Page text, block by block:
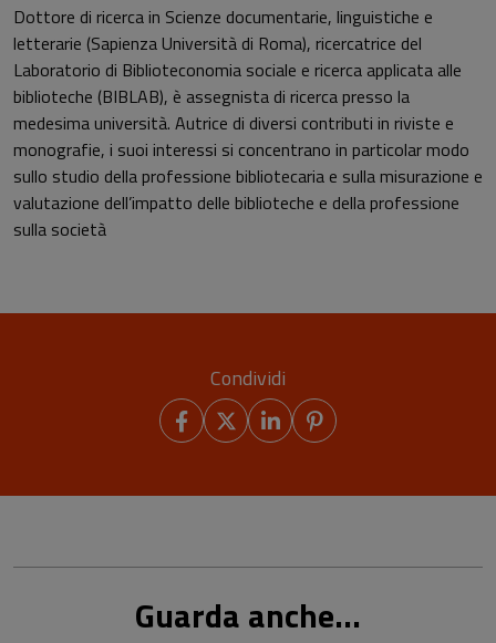
Dottore di ricerca in Scienze documentarie, linguistiche e
letterarie (Sapienza Università di Roma), ricercatrice del
Laboratorio di Biblioteconomia sociale e ricerca applicata alle
biblioteche (BIBLAB), è assegnista di ricerca presso la
medesima università. Autrice di diversi contributi in riviste e
monografie, i suoi interessi si concentrano in particolar modo
sullo studio della professione bibliotecaria e sulla misurazione e
valutazione dell’impatto delle biblioteche e della professione
sulla società
Condividi
Guarda anche...